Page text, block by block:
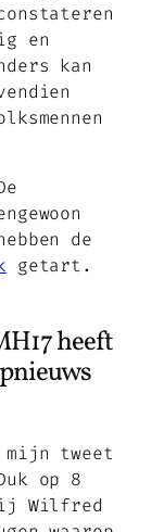
en
kan
de
getart.
heeft
tweet
op 8
Wilfred